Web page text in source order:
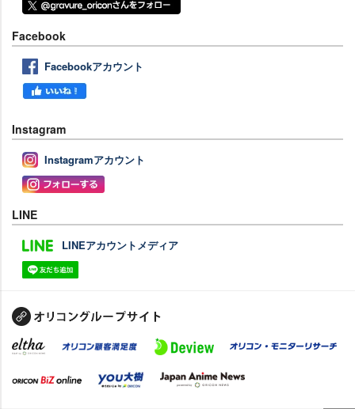
Facebook
Facebookアカウント
Instagram
Instagramアカウント
LINE
LINEアカウントメディア